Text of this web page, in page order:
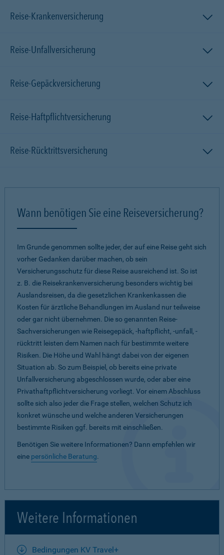
Reise-Krankenversicherung
Reise-Unfallversicherung
Reise-Gepäckversicherung
Reise-Haftpflichtversicherung
Reise-Rücktrittsversicherung
Wann benötigen Sie eine Reiseversicherung?
Im Grunde genommen sollte jeder, der auf eine Reise geht sich
vorher Gedanken darüber machen, ob sein
Versicherungsschutz für diese Reise ausreichend ist. So ist
z. B. die Reisekrankenversicherung besonders wichtig bei
Auslandsreisen, da die gesetzlichen Krankenkassen die
Kosten für ärztliche Behandlungen im Ausland nur teilweise
oder gar nicht übernehmen. Die so genannten Reise-
Sachversicherungen wie Reisegepäck, -haftpflicht, -unfall, -
rücktritt leisten dem Namen nach für bestimmte weitere
Risiken. Die Höhe und Wahl hängt dabei von der eigenen
Situation ab. So zum Beispiel, ob bereits eine private
Unfallversicherung abgeschlossen wurde, oder aber eine
Privathaftpflichtversicherung vorliegt. Vor einem Abschluss
sollte sich also jeder die Frage stellen, welchen Schutz ich
konkret wünsche und welche anderen Versicherungen
bestimmte Risiken ggf. bereits mit einschließen.
Benötigen Sie weitere Informationen? Dann empfehlen wir
eine persönliche Beratung.
Weitere Informationen
Bedingungen KV Travel+